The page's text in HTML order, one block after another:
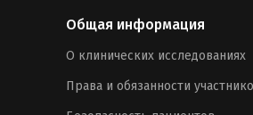
Общая информация
О клинических исследованиях
Права и обязанности